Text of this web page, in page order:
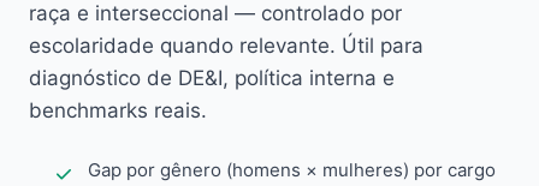
raça e interseccional — controlado por
escolaridade quando relevante. Útil para
diagnóstico de DE&I, política interna e
benchmarks reais.
Gap por gênero (homens × mulheres) por cargo